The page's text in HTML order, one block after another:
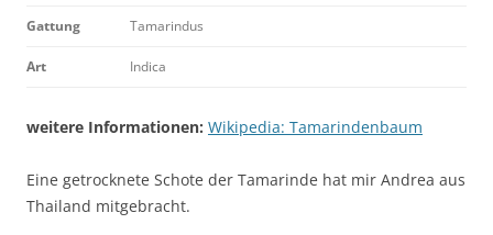
Gattung Tamarindus
Art Indica
weitere Informationen: Wikipedia: Tamarindenbaum
Eine getrocknete Schote der Tamarinde hat mir Andrea aus
Thailand mitgebracht.